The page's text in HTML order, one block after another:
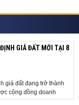
GIÁ ĐẤT MỚI TẠI 8
giá đất đang trở thành
cộng đồng doanh
quản lý đặc biệt